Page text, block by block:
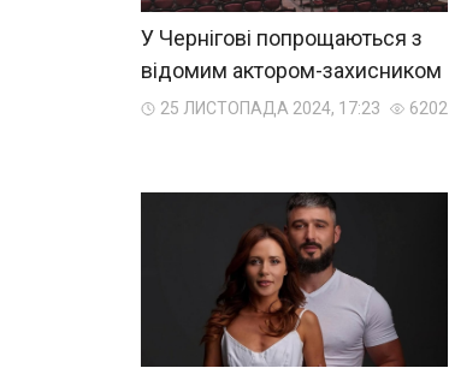
У Чернігові попрощаються з
відомим актором-захисником
25 ЛИСТОПАДА 2024, 17:23 6202